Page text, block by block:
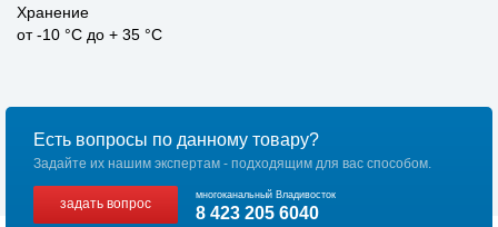
Хранение
от -10 °C до + 35 °C
Есть вопросы по данному товару?
Задайте их нашим экспертам - подходящим для вас способом.
задать вопрос
многоканальный Владивосток
8 423 205 6040